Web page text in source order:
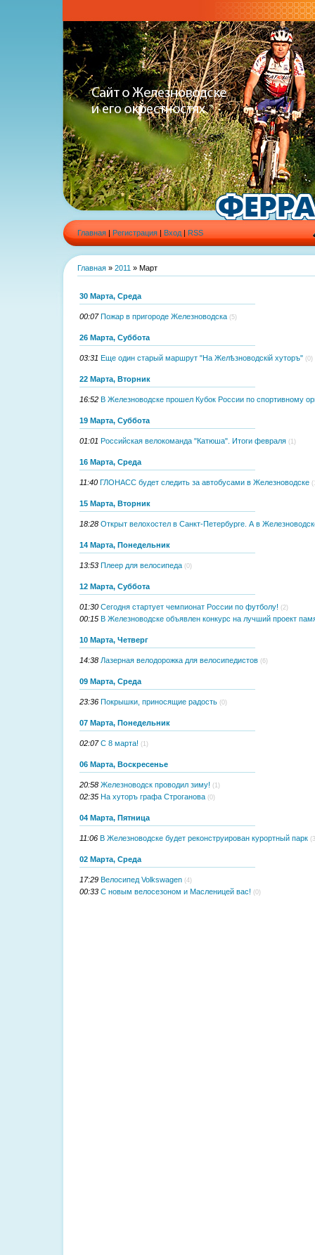
Главная | Регистрация | Вход | RSS
Главная » 2011 » Март
30 Марта, Среда
00:07 Пожар в пригороде Железноводска (5)
26 Марта, Суббота
03:31 Еще один старый маршрут "На Желѣзноводскій хуторъ" (0)
22 Марта, Вторник
16:52 В Железноводске прошел Кубок России по спортивному
19 Марта, Суббота
01:01 Российская велокоманда "Катюша". Итоги февраля (1)
16 Марта, Среда
11:40 ГЛОНАСС будет следить за автобусами в Железноводске
15 Марта, Вторник
18:28 Открыт велохостел в Санкт-Петербурге. А в
14 Марта, Понедельник
13:53 Плеер для велосипеда (0)
12 Марта, Суббота
01:30 Сегодня стартует чемпионат России по футболу! (2)
00:15 В Железноводске объявлен конкурс на лучший проект
10 Марта, Четверг
14:38 Лазерная велодорожка для велосипедистов (6)
09 Марта, Среда
23:36 Покрышки, приносящие радость (0)
07 Марта, Понедельник
02:07 С 8 марта! (1)
06 Марта, Воскресенье
20:58 Железноводск проводил зиму! (1)
02:35 На хуторъ графа Строганова (0)
04 Марта, Пятница
11:06 В Железноводске будет реконструирован курортный парк
02 Марта, Среда
17:29 Велосипед Volkswagen (4)
00:33 С новым велосезоном и Масленицей вас! (0)